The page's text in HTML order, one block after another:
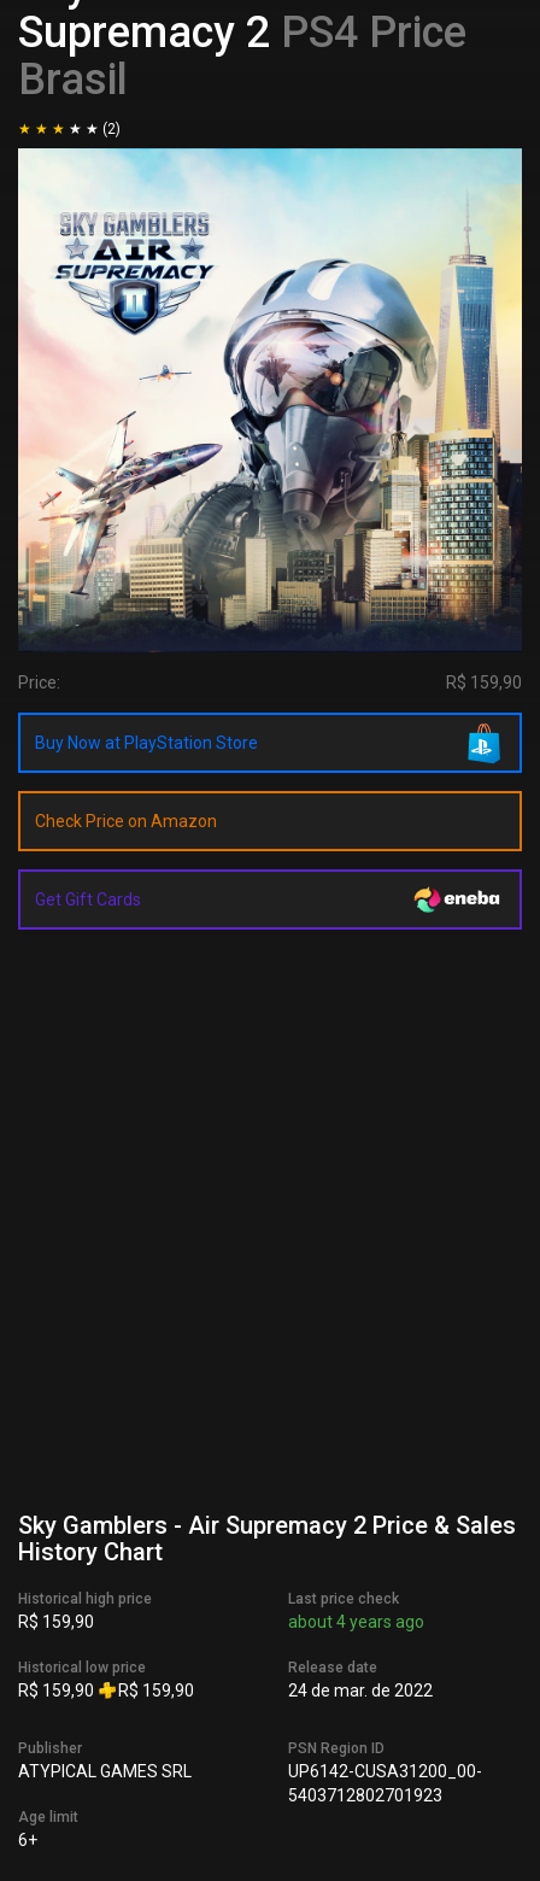
Supremacy 2 PS4 Price
Brasil
(2)
Price: R$ 159,90
Buy Now at PlayStation Store
Check Price on Amazon
Get Gift Cards
Sky Gamblers - Air Supremacy 2 Price & Sales
History Chart
Historical high price
R$ 159,90
Historical low price
R$ 159,90 R$ 159,90
Last price check
about 4 years ago
Release date
24 de mar. de 2022
Publisher
ATYPICAL GAMES SRL
Age limit
6+
PSN Region ID
UP6142-CUSA31200_00-
5403712802701923